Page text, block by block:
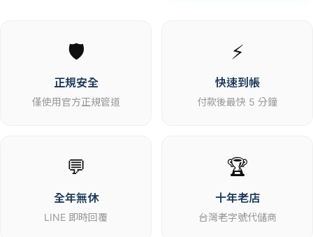
🛡️
正規安全
僅使用官方正規管道
⚡
快速到帳
付款後最快 5 分鐘
💬
全年無休
LINE 即時回覆
🏆
十年老店
台灣老字號代儲商